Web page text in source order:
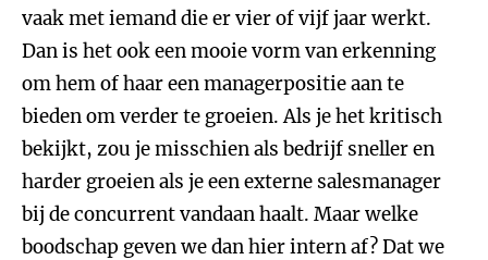
vaak met iemand die er vier of vijf jaar werkt.
Dan is het ook een mooie vorm van erkenning
om hem of haar een managerpositie aan te
bieden om verder te groeien. Als je het kritisch
bekijkt, zou je misschien als bedrijf sneller en
harder groeien als je een externe salesmanager
bij de concurrent vandaan haalt. Maar welke
boodschap geven we dan hier intern af? Dat we